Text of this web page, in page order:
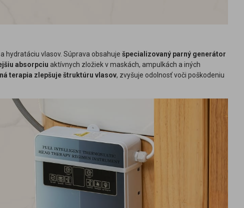
a hydratáciu vlasov. Súprava obsahuje špecializovaný parný generátor
absorpciu aktívnych zložiek v maskách, ampulkách a iných
terapia zlepšuje štruktúru vlasov, zvyšuje odolnosť voči poškodeniu